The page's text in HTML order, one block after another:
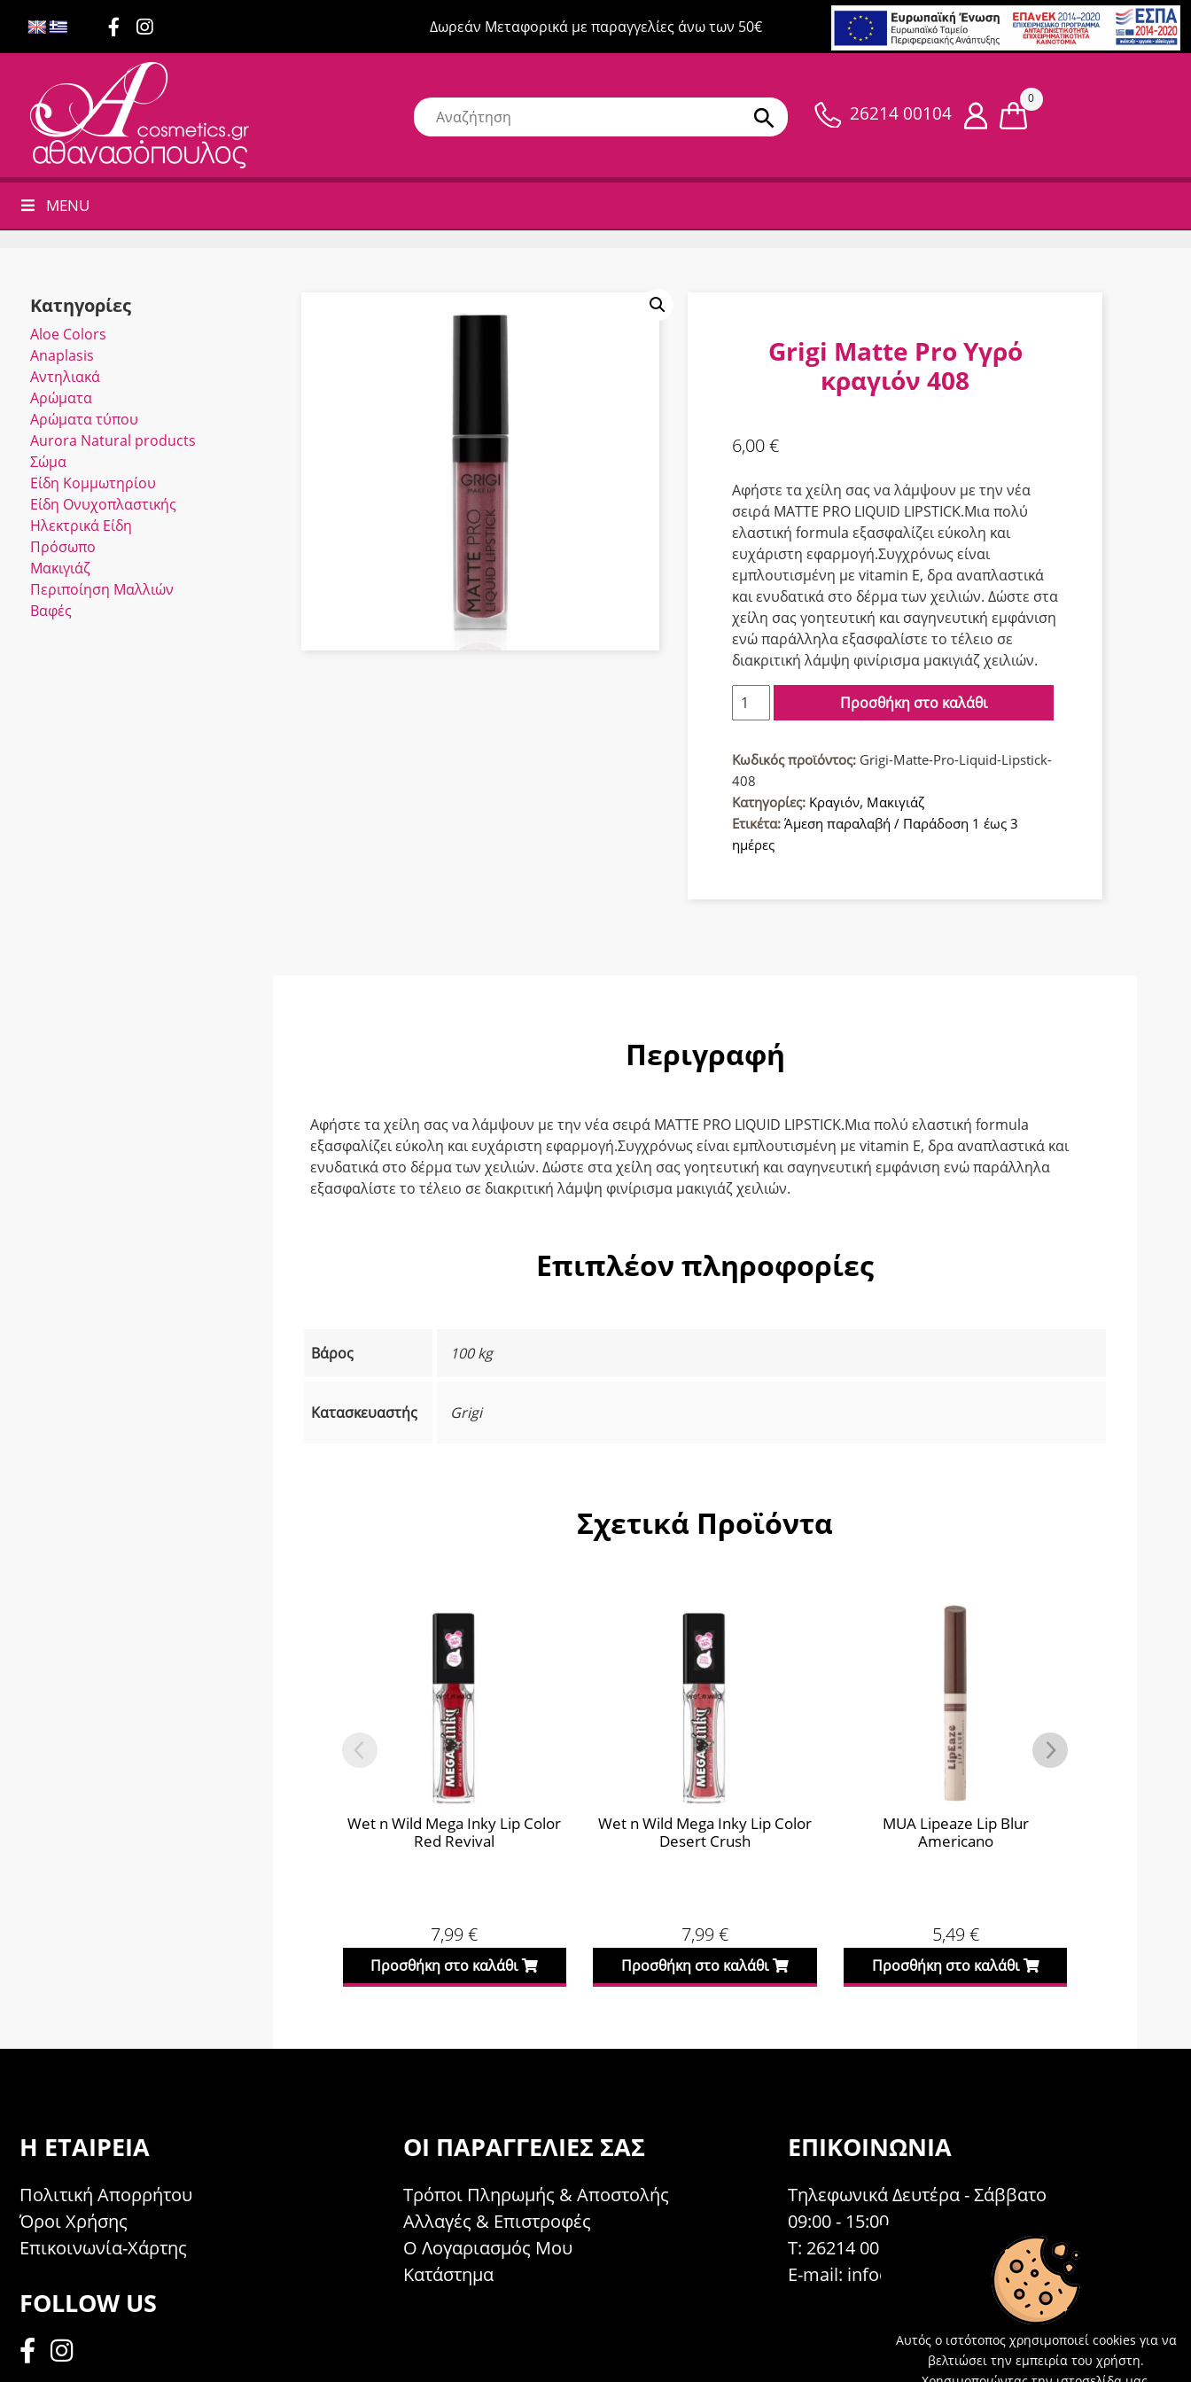
Δωρεάν Μεταφορικά με παραγγελίες άνω των 50€
26214 00104
0
MENU
Κατηγορίες
Αloe Colors
Anaplasis
Αντηλιακά
Αρώματα
Αρώματα τύπου
Αurora Νatural products
Σώμα
Είδη Κομμωτηρίου
Είδη Ονυχοπλαστικής
Ηλεκτρικά Είδη
Πρόσωπο
Μακιγιάζ
Περιποίηση Μαλλιών
Βαφές
Grigi Matte Pro Υγρό
κραγιόν 408
6,00€
Aφήστε τα χείλη σας να λάμψουν με την νέα
σειρά ΜΑΤΤΕ PRO LIQUID LIPSTICK.Μια πολύ
ελαστική formula εξασφαλίζει εύκολη και
ευχάριστη εφαρμογή.Συγχρόνως είναι
εμπλουτισμένη με vitamin E, δρα αναπλαστικά
και ενυδατικά στο δέρμα των χειλιών. Δώστε στα
χείλη σας γοητευτική και σαγηνευτική εμφάνιση
ενώ παράλληλα εξασφαλίστε το τέλειο σε
διακριτική λάμψη φινίρισμα μακιγιάζ χειλιών.
Grigi
Matte
Υγρό
κραγιόν
408
ποσότητα
Προσθήκη στο καλάθι
Κωδικός προϊόντος: Grigi-Matte-Pro-Liquid-Lipstick-
408
Κατηγορίες: Κραγιόν, Μακιγιάζ
Ετικέτα: Άμεση παραλαβή / Παράδοση 1 έως 3
ημέρες
Περιγραφή
Aφήστε τα χείλη σας να λάμψουν με την νέα σειρά ΜΑΤΤΕ PRO LIQUID LIPSTICK.Μια πολύ ελαστική formula
εξασφαλίζει εύκολη και ευχάριστη εφαρμογή.Συγχρόνως είναι εμπλουτισμένη με vitamin E, δρα αναπλαστικά και
ενυδατικά στο δέρμα των χειλιών. Δώστε στα χείλη σας γοητευτική και σαγηνευτική εμφάνιση ενώ παράλληλα
εξασφαλίστε το τέλειο σε διακριτική λάμψη φινίρισμα μακιγιάζ χειλιών.
Επιπλέον πληροφορίες
Βάρος 100 kg
Κατασκευαστής Grigi
Σχετικά Προϊόντα
Wet n Wild Mega Inky Lip Color
Red Revival
7,99€
Προσθήκη στο καλάθι
Wet n Wild Mega Inky Lip Color
Desert Crush
7,99 €
Προσθήκη στο καλάθι
MUA Lipeaze Lip Blur
Americano
5,49 €
Προσθήκη στο καλάθι
Η ΕΤΑΙΡΕΊΑ
Πολιτική Απορρήτου
Όροι Χρήσης
Επικοινωνία-Χάρτης
FOLLOW US
ΟΙ ΠΑΡΑΓΓΕΛΊΕΣ ΣΑΣ
Τρόποι Πληρωμής & Αποστολής
Αλλαγές & Επιστροφές
Ο Λογαριασμός Μου
Κατάστημα
ΕΠΙΚΟΙΝΩΝΊΑ
Τηλεφωνικά Δευτέρα - Σάββατο
09:00 - 15:00
Τ: 26214 00104
E-mail: info@acosmetics.gr
Αυτός ο ιστότοπος χρησιμοποιεί cookies για να
βελτιώσει την εμπειρία του χρήστη.